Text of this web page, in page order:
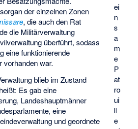
ei
n
s
a
m
e
P
at
ro
ui
ll
e
der einzelnen Zonen
, die auch den Rat
die Militärverwaltung
überführt, sodass
eine funktionierende
vorhanden war.
blieb im Zustand
Es gab eine
Landeshauptmänner
eine
und geordnete